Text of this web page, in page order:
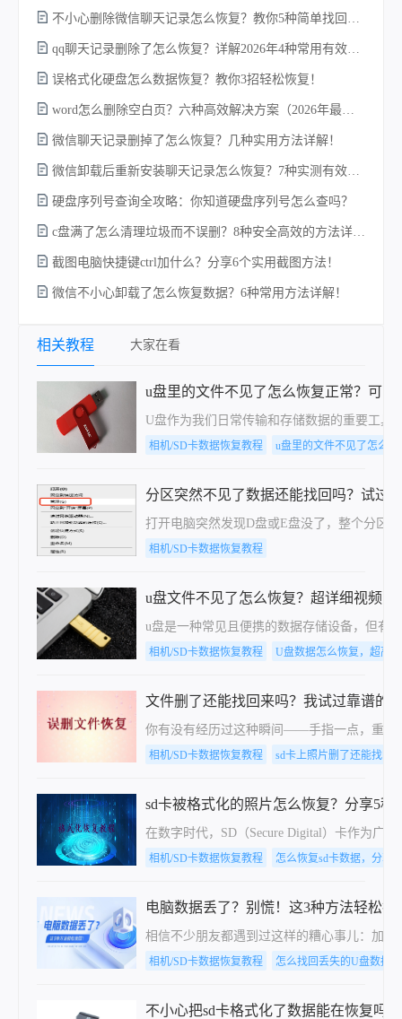
误格式化硬盘怎么数据恢复？教你3招轻松恢复！
微信聊天记录删掉了怎么恢复？几种实用方法详解！
硬盘序列号查询全攻略：你知道硬盘序列号怎么查吗？
截图电脑快捷键ctrl加什么？分享6个实用截图方法！
微信不小心卸载了怎么恢复数据？6种常用方法详解！
相关教程 大家在看
u盘里的文件不见了怎么恢复正常？可以
U盘作为我们日常传输和存储数据的重要工具
相机/SD卡数据恢复教程 u盘里的文件不见了怎么恢
分区突然不见了数据还能找回吗？试过
打开电脑突然发现D盘或E盘没了，整个分区
相机/SD卡数据恢复教程
u盘文件不见了怎么恢复？超详细视频图
u盘是一种常见且便携的数据存储设备，但有
相机/SD卡数据恢复教程 U盘数据怎么恢复，超高
文件删了还能找回来吗？我试过靠谱的
你有没有经历过这种瞬间——手指一点，重要
相机/SD卡数据恢复教程 sd卡上照片删了还能找回
sd卡被格式化的照片怎么恢复？分享5种
在数字时代，SD（Secure Digital）卡作为广
相机/SD卡数据恢复教程 怎么恢复sd卡数据，分享
电脑数据丢了？别慌！这3种方法轻松找
相信不少朋友都遇到过这样的糟心事儿：加
相机/SD卡数据恢复教程 怎么找回丢失的U盘数据
不小心把sd卡格式化了数据能在恢复吗